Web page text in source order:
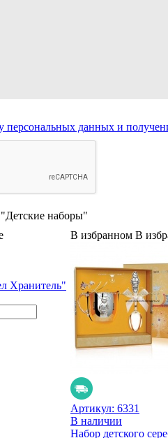
персональных данных и
"Детские наборы"
Хранитель"
В избранном В
Артикул: 6331
В наличии
Набор детского